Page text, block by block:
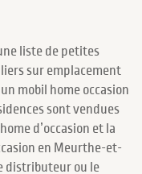
liste de petites
sur emplacement
mobil home occasion
sont vendues
d’occasion et la
en Meurthe-et-
distributeur ou le